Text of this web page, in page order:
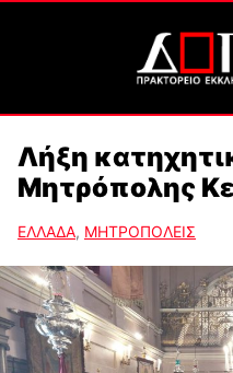
Λήξη
Μητρόπολης
ΕΛΛΑΔΑ, ΜΗΤΡΟΠΟΛΕΙΣ